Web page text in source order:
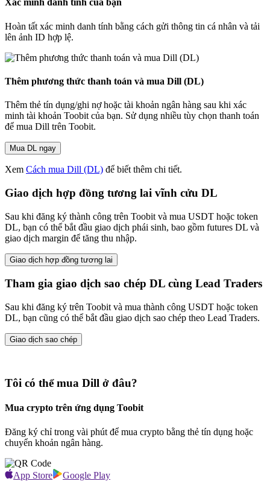
Xác minh danh tính của bạn
Hoàn tất xác minh danh tính bằng cách gửi thông tin cá nhân và tải
lên ảnh ID hợp lệ.
Thêm phương thức thanh toán và mua Dill (DL)
Thêm thẻ tín dụng/ghi nợ hoặc tài khoản ngân hàng sau khi xác
minh tài khoản Toobit của bạn. Sử dụng nhiều tùy chọn thanh toán
để mua Dill trên Toobit.
Mua DL ngay
Xem Cách mua Dill (DL) để biết thêm chi tiết.
Giao dịch hợp đồng tương lai vĩnh cửu DL
Sau khi đăng ký thành công trên Toobit và mua USDT hoặc token
DL, bạn có thể bắt đầu giao dịch phái sinh, bao gồm futures DL và
giao dịch margin để tăng thu nhập.
Giao dịch hợp đồng tương lai
Tham gia giao dịch sao chép DL cùng Lead Traders
Sau khi đăng ký trên Toobit và mua thành công USDT hoặc token
DL, bạn cũng có thể bắt đầu giao dịch sao chép theo Lead Traders.
Giao dịch sao chép
Tôi có thể mua Dill ở đâu?
Mua crypto trên ứng dụng Toobit
Đăng ký chỉ trong vài phút để mua crypto bằng thẻ tín dụng hoặc
chuyển khoản ngân hàng.
App Store Google Play